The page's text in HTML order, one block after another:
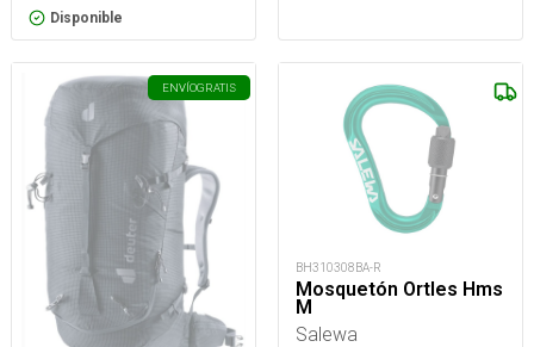
Disponible
ENVÍOGRATIS
BH310308BA-R
Mosquetón Ortles Hms
M
Salewa